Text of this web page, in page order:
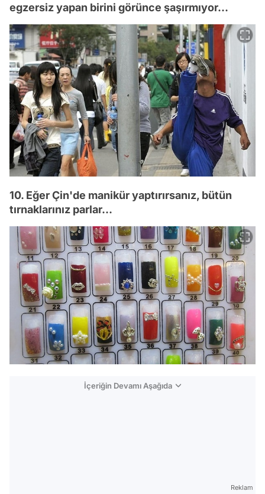
egzersiz yapan birini görünce şaşırmıyor...
10. Eğer Çin'de manikür yaptırırsanız, bütün
tırnaklarınız parlar...
İçeriğin Devamı Aşağıda
Reklam